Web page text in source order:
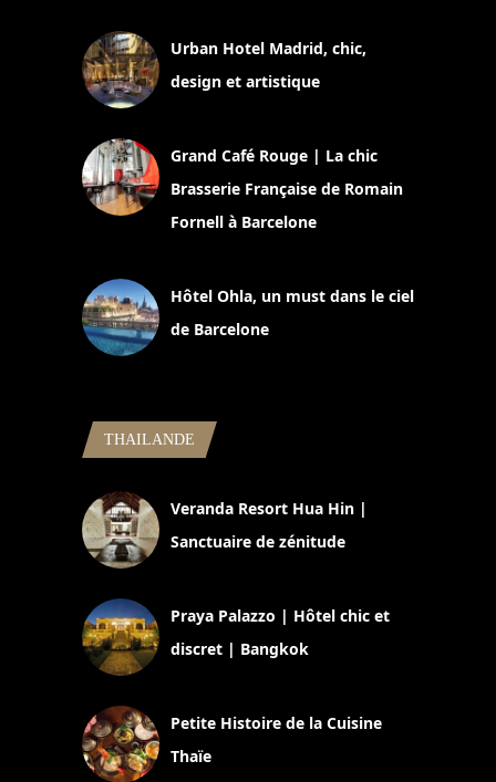
Urban Hotel Madrid, chic,
design et artistique
Grand Café Rouge | La chic
Brasserie Française de Romain
Fornell à Barcelone
Hôtel Ohla, un must dans le ciel
de Barcelone
THAILANDE
Veranda Resort Hua Hin |
Sanctuaire de zénitude
Praya Palazzo | Hôtel chic et
discret | Bangkok
Petite Histoire de la Cuisine
Thaïe